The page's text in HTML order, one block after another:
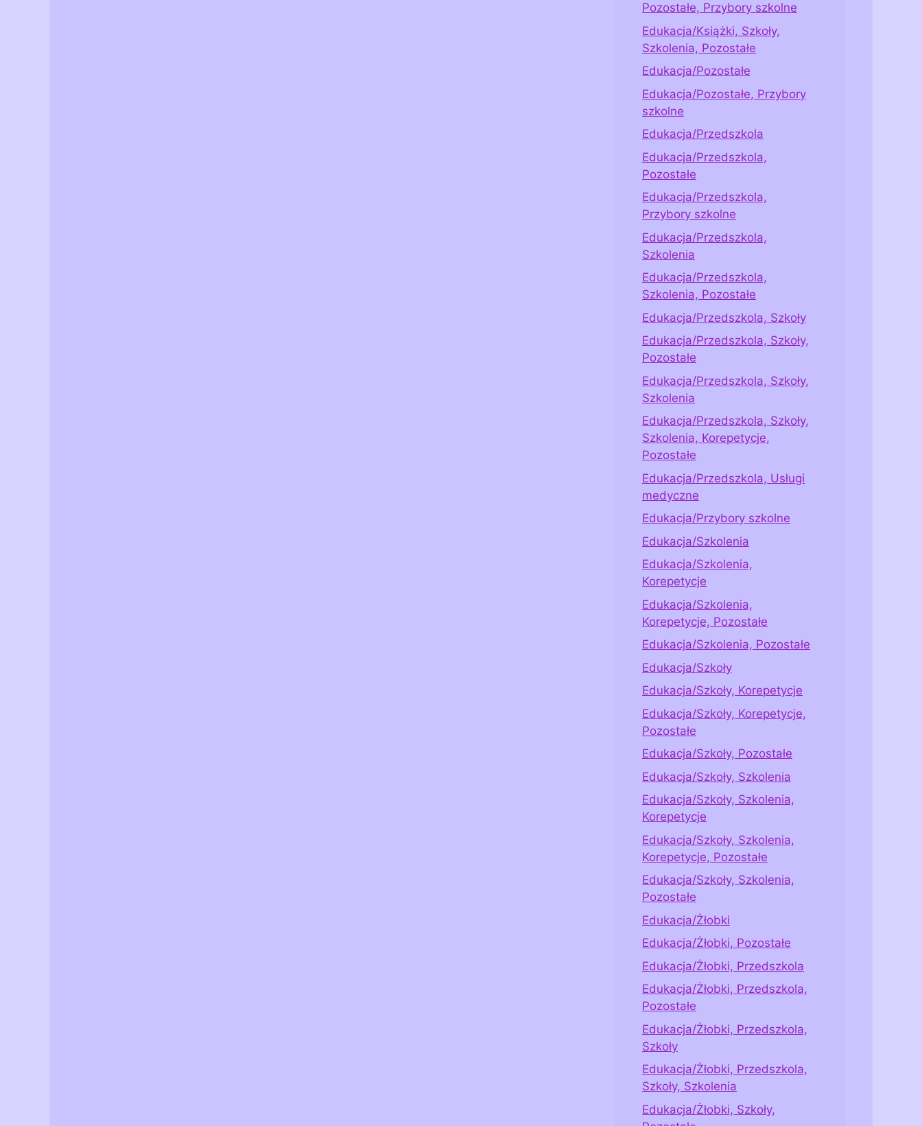
Pozostałe, Przybory szkolne
Edukacja/Książki, Szkoły,
Szkolenia, Pozostałe
Edukacja/Pozostałe
Edukacja/Pozostałe, Przybory
szkolne
Edukacja/Przedszkola
Edukacja/Przedszkola,
Pozostałe
Edukacja/Przedszkola,
Przybory szkolne
Edukacja/Przedszkola,
Szkolenia
Edukacja/Przedszkola,
Szkolenia, Pozostałe
Edukacja/Przedszkola, Szkoły
Edukacja/Przedszkola, Szkoły,
Pozostałe
Edukacja/Przedszkola, Szkoły,
Szkolenia
Edukacja/Przedszkola, Szkoły,
Szkolenia, Korepetycje,
Pozostałe
Edukacja/Przedszkola, Usługi
medyczne
Edukacja/Przybory szkolne
Edukacja/Szkolenia
Edukacja/Szkolenia,
Korepetycje
Edukacja/Szkolenia,
Korepetycje, Pozostałe
Edukacja/Szkolenia, Pozostałe
Edukacja/Szkoły
Edukacja/Szkoły, Korepetycje
Edukacja/Szkoły, Korepetycje,
Pozostałe
Edukacja/Szkoły, Pozostałe
Edukacja/Szkoły, Szkolenia
Edukacja/Szkoły, Szkolenia,
Korepetycje
Edukacja/Szkoły, Szkolenia,
Korepetycje, Pozostałe
Edukacja/Szkoły, Szkolenia,
Pozostałe
Edukacja/Żłobki
Edukacja/Żłobki, Pozostałe
Edukacja/Żłobki, Przedszkola
Edukacja/Żłobki, Przedszkola,
Pozostałe
Edukacja/Żłobki, Przedszkola,
Szkoły
Edukacja/Żłobki, Przedszkola,
Szkoły, Szkolenia
Edukacja/Żłobki, Szkoły,